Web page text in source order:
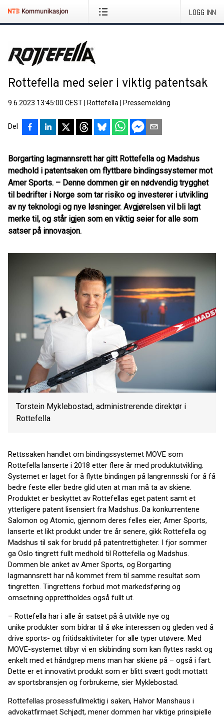
LOGG INN
Rottefella med seier i viktig patentsak
9.6.2023 13:45:00 CEST Rottefella Pressemelding
Del
Borgarting lagmannsrett har gitt Rottefella og Madshus
medhold i patentsaken om flyttbare bindingssystemer mot
Amer Sports. – Denne dommen gir en nødvendig trygghet
til bedrifter i Norge som tar risiko og investerer i utvikling
av ny teknologi og nye løsninger. Avgjørelsen vil bli lagt
merke til, og står igjen som en viktig seier for alle som
satser på innovasjon.
Torstein Myklebostad, administrerende direktør i
Rottefella
Rettssaken handlet om bindingssystemet MOVE som
Rottefella lanserte i 2018 etter flere år med produktutvikling.
Systemet er laget for å flytte bindingen på langrennsski for å få
bedre feste eller bedre glid uten at man må ta av skiene.
Produktet er beskyttet av Rottefellas eget patent samt et
ytterligere patent lisensiert fra Madshus. Da konkurrentene
Salomon og Atomic, gjennom deres felles eier, Amer Sports,
lanserte et likt produkt under tre år senere, gikk Rottefella og
Madshus til sak for brudd på patentrettigheter. I fjor sommer
ga Oslo tingrett fullt medhold til Rottefella og Madshus.
Dommen ble anket av Amer Sports, og Borgarting
lagmannsrett har nå kommet frem til samme resultat som
tingretten. Tingrettens forbud mot markedsføring og
omsetning opprettholdes også fullt ut.
– Rottefella har i alle år satset på å utvikle nye og
unike produkter som bidrar til å øke interessen og gleden ved å
drive sports- og fritidsaktiviteter for alle typer utøvere. Med
MOVE-systemet tilbyr vi en skibinding som kan flyttes raskt og
enkelt med et håndgrep mens man har skiene på – også i fart.
Dette er et innovativt produkt som er blitt svært godt mottatt
av sportsbransjen og forbrukerne, sier Myklebostad.
Rottefellas prosessfullmektig i saken, Halvor Manshaus i
advokatfirmaet Schjødt, mener dommen har viktige prinsipielle